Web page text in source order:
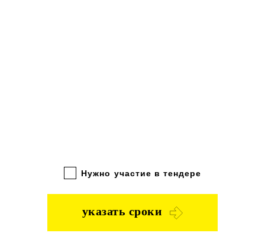
указать сроки
Нужно участие в тендере